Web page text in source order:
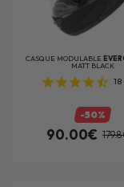
CASQUE MODULABLE
MATT BLACK
18
-50%
90.00€